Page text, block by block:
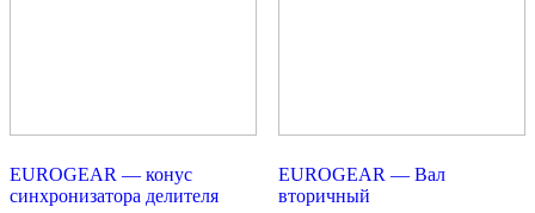
EUROGEAR — конус
синхронизатора делителя
EUROGEAR — Вал
вторичный